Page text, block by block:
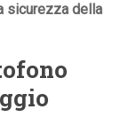
sicurezza della